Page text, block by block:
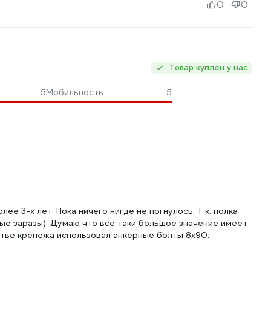
0 0
Товар куплен у нас
5Мобильность 5
3-х лет. Пока ничего нигде не погнулось. Т.к. полка
заразы). Думаю что все таки большое значение имеет
крепежа использовал анкерные болты 8х90.